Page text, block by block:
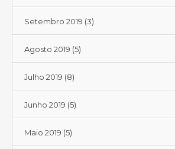
Setembro 2019 (3)
Agosto 2019 (5)
Julho 2019 (8)
Junho 2019 (5)
Maio 2019 (5)